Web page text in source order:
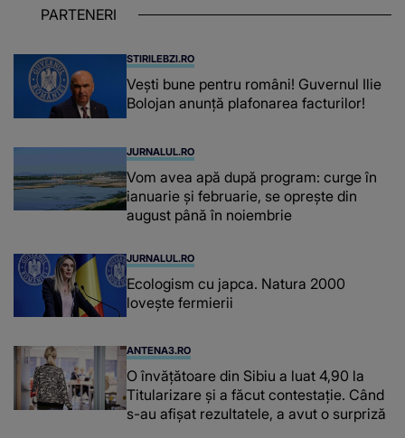
PARTENERI
STIRILEBZI.RO
Vești bune pentru români! Guvernul Ilie
Bolojan anunță plafonarea facturilor!
JURNALUL.RO
Vom avea apă după program: curge în
ianuarie și februarie, se oprește din
august până în noiembrie
JURNALUL.RO
Ecologism cu japca. Natura 2000
lovește fermierii
ANTENA3.RO
O învățătoare din Sibiu a luat 4,90 la
Titularizare și a făcut contestație. Când
s-au afișat rezultatele, a avut o surpriză